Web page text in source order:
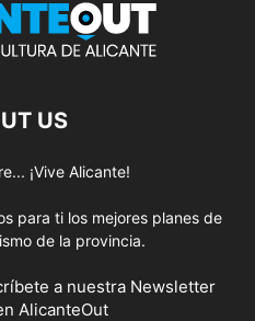
US
¡Vive Alicante!
para ti los mejores planes de
de la provincia.
a nuestra Newsletter
AlicanteOut